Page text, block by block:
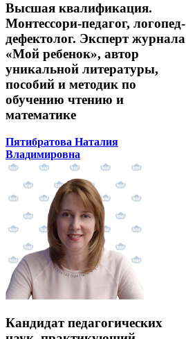
Высшая квалификация.
Монтессори-педагог, логопед-
дефектолог. Эксперт журнала
«Мой ребенок», автор
уникальной литературы,
пособий и методик по
обучению чтению и
математике
Пятибратова Наталия
Владимировна
Кандидат педагогических